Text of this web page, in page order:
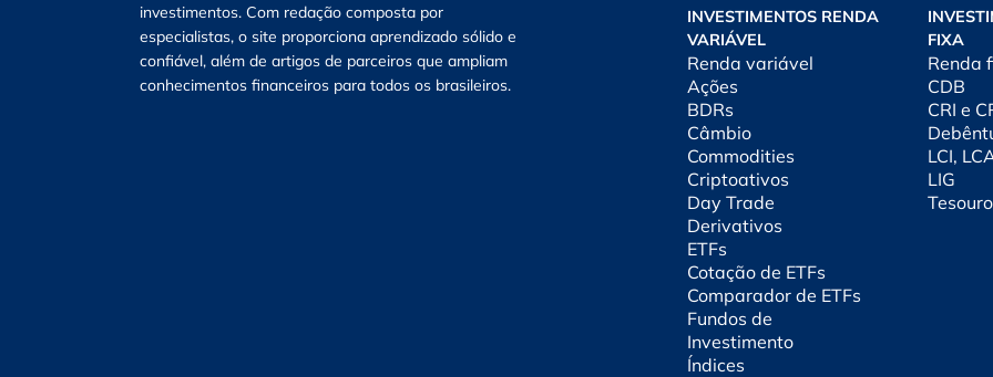
investimentos. Com redação composta por
especialistas, o site proporciona aprendizado sólido e
confiável, além de artigos de parceiros que ampliam
conhecimentos financeiros para todos os brasileiros.
INVESTIMENTOS RENDA
VARIÁVEL
Renda variável
Ações
BDRs
Câmbio
Commodities
Criptoativos
Day Trade
Derivativos
ETFs
Cotação de ETFs
Comparador de ETFs
Fundos de
Investimento
Índices
FIXA
Renda
CDB
CRI e
LCI,
LIG